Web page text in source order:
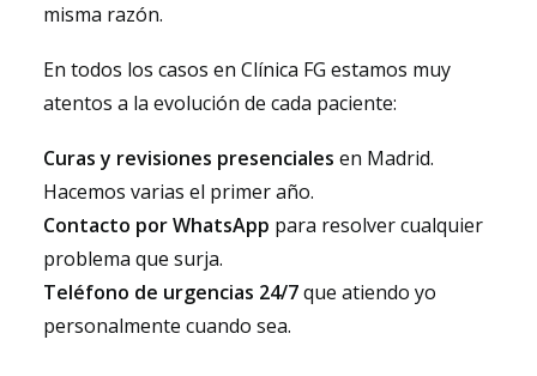
misma razón.
En todos los casos en Clínica FG estamos muy
atentos a la evolución de cada paciente:
Curas y revisiones presenciales en Madrid.
Hacemos varias el primer año.
Contacto por WhatsApp para resolver cualquier
problema que surja.
Teléfono de urgencias 24/7que atiendo yo
personalmente cuando sea.